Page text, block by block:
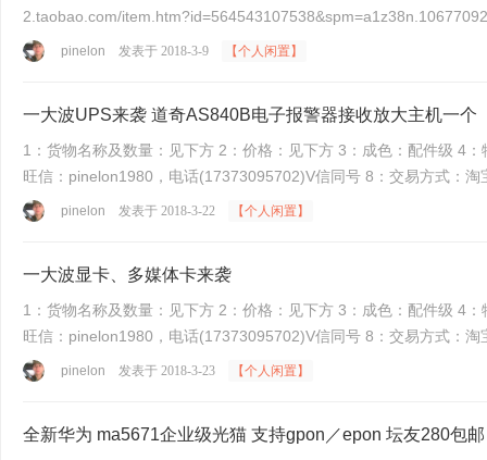
2.taobao.com/
pinelon 发表于 2018-3-9 【个人闲置】
一大波UPS来袭 道奇AS840B电子报警器接收放大主机一个
1：货物名称及数量：见下方 2：价格：见下方 3：成色：配件级 4
旺信：pinelon1980，电话(17373095702)V信同号 8：交易方式：
pinelon 发表于 2018-3-22 【个人闲置】
一大波显卡、多媒体卡来袭
1：货物名称及数量：见下方 2：价格：见下方 3：成色：配件级 4
旺信：pinelon1980，电话(17373095702)V信同号 8：交易方式：
pinelon 发表于 2018-3-23 【个人闲置】
全新华为 ma5671企业级光猫 支持gpon／epon 坛友280包邮